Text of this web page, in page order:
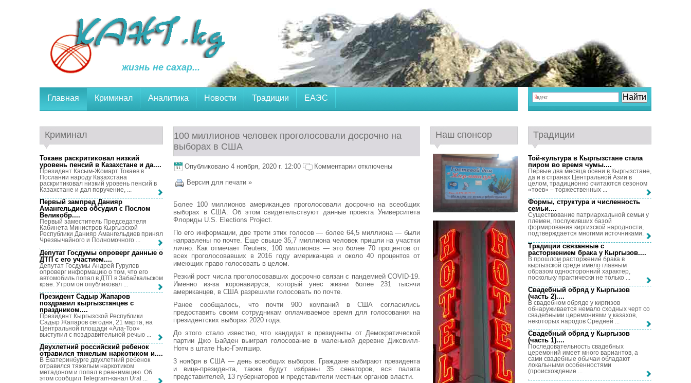
жизнь не сахар...
Главная Криминал Аналитика Новости Традиции ЕАЭС
100 миллионов человек проголосовали досрочно на
выборах в США
Опубликовано 4 ноября, 2020 г. 12:00 Комментарии отключены
Версия для печати »
Более 100 миллионов американцев проголосовали досрочно на всеобщих
выборах в США. Об этом свидетельствуют данные проекта Университета
Флориды U.S. Elections Project.
По его информации, две трети этих голосов — более 64,5 миллиона — были
направлены по почте. Еще свыше 35,7 миллиона человек пришли на участки
лично. Как отмечает Reuters, 100 миллионов — это более 70 процентов от
всех проголосовавших в 2016 году американцев и около 40 процентов от
имеющих право голосовать в целом.
Резкий рост числа проголосовавших досрочно связан с пандемией COVID-19.
Именно из-за коронавируса, который унес жизни более 231 тысячи
американцев, в США разрешили голосовать по почте.
Ранее сообщалось, что почти 900 компаний в США согласились
предоставить своим сотрудникам оплачиваемое время для голосования на
президентских выборах 2020 года.
До этого стало известно, что кандидат в президенты от Демократической
партии Джо Байден выиграл голосование в маленькой деревне Диксвилл-
Нотч в штате Нью-Гэмпшир.
3 ноября в США — день всеобщих выборов. Граждане выбирают президента
и вице-президента, также будут избраны 35 сенаторов, вся палата
представителей, 13 губернаторов и представители местных органов власти.
Криминал
Токаев раскритиковал низкий
уровень пенсий в Казахстане и да....
Президент Касым-Жомарт Токаев в
Послании народу Казахстана
раскритиковал низкий уровень пенсий в
Казахстане и дал поручение, ...
Первый зампред Данияр
Амангельдиев обсудил с Послом
Великобр....
Первый заместитель Председателя
Кабинета Министров Кыргызской
Республики Данияр Амангельдиев принял
Чрезвычайного и Полномочного ...
Депутат Госдумы опроверг данные о
ДТП с его участием....
Депутат Госдумы Андрей Гурулев
опроверг информацию о том, что его
автомобиль попал в ДТП в Забайкальском
крае. Утром он опубликовал ...
Президент Садыр Жапаров
поздравил кыргызстанцев с
праздником....
Президент Кыргызской Республики
Садыр Жапаров сегодня, 21 марта, на
Центральной площади «Ала-Тоо»
выступил с поздравительной речью ...
Двухлетний российский ребенок
отравился тяжелым наркотиком и....
В Екатеринбурге двухлетний ребенок
отравился тяжелым наркотиком
метадоном и попал в реанимацию. Об
этом сообщил Telegram-канал Ural ...
Наш спонсор Традиции
Той-культура в Кыргызстане стала
пиром во время чумы....
Первые два месяца осени в Кыргызстане,
да и в странах Центральной Азии в
целом, традиционно считаются сезоном
«тоев» – торжественных ...
Формы, структура и численность
семьи....
Существование патриархальной семьи у
племен, послуживших базой
формирования киргизской народности,
подтверждается многими источниками. ...
Традиции связанные с
расторжением брака у Кыргызов....
В прошлом расторжение брака в
кыргызской среде имело главным
образом односторонний характер,
поскольку практически не только ...
Свадебный обряд у Кыргызов
(часть 2)....
В свадебном обряде у киргизов
обнаруживается немало сходных черт со
свадебными церемониями у казахов,
некоторых народов Средней ...
Свадебный обряд у Кыргызов
(часть 1)....
Последовательность свадебных
церемоний имеет много вариантов, а
сами свадебные обычаи обладают
локальными особенностями
(происхождение ...